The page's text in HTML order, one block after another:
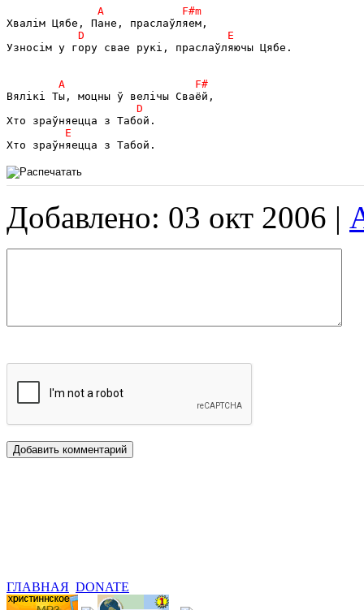
Узносім у гору свае рукі, праслаўляючы Цябе.
Добавлено: 03 окт 2006 |
ГЛАВНАЯ DONATE